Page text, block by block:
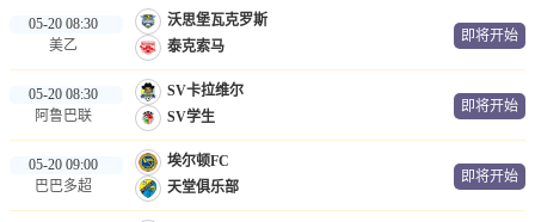
05-20 08:30
美乙
沃思堡瓦克罗斯
泰克索马
即将开始
05-20 08:30
阿鲁巴联
SV卡拉维尔
SV学生
即将开始
05-20 09:00
巴巴多超
埃尔顿FC
天堂俱乐部
即将开始